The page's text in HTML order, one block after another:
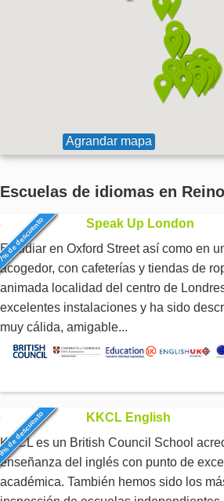
Agrandar mapa
Escuelas de idiomas en
descuento
Speak Up London
Estudiar en Oxford Street así como en
acogedor, con cafeterías y tiendas de
animada localidad del centro de
excelentes instalaciones y ha sido
muy cálida, amigable...
descuento
KKCL English
KKCL es un British Council School
enseñanza del inglés con punto de
académica. También hemos sido los